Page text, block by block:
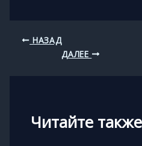
НАЗАД
ДАЛЕЕ
Читайте также